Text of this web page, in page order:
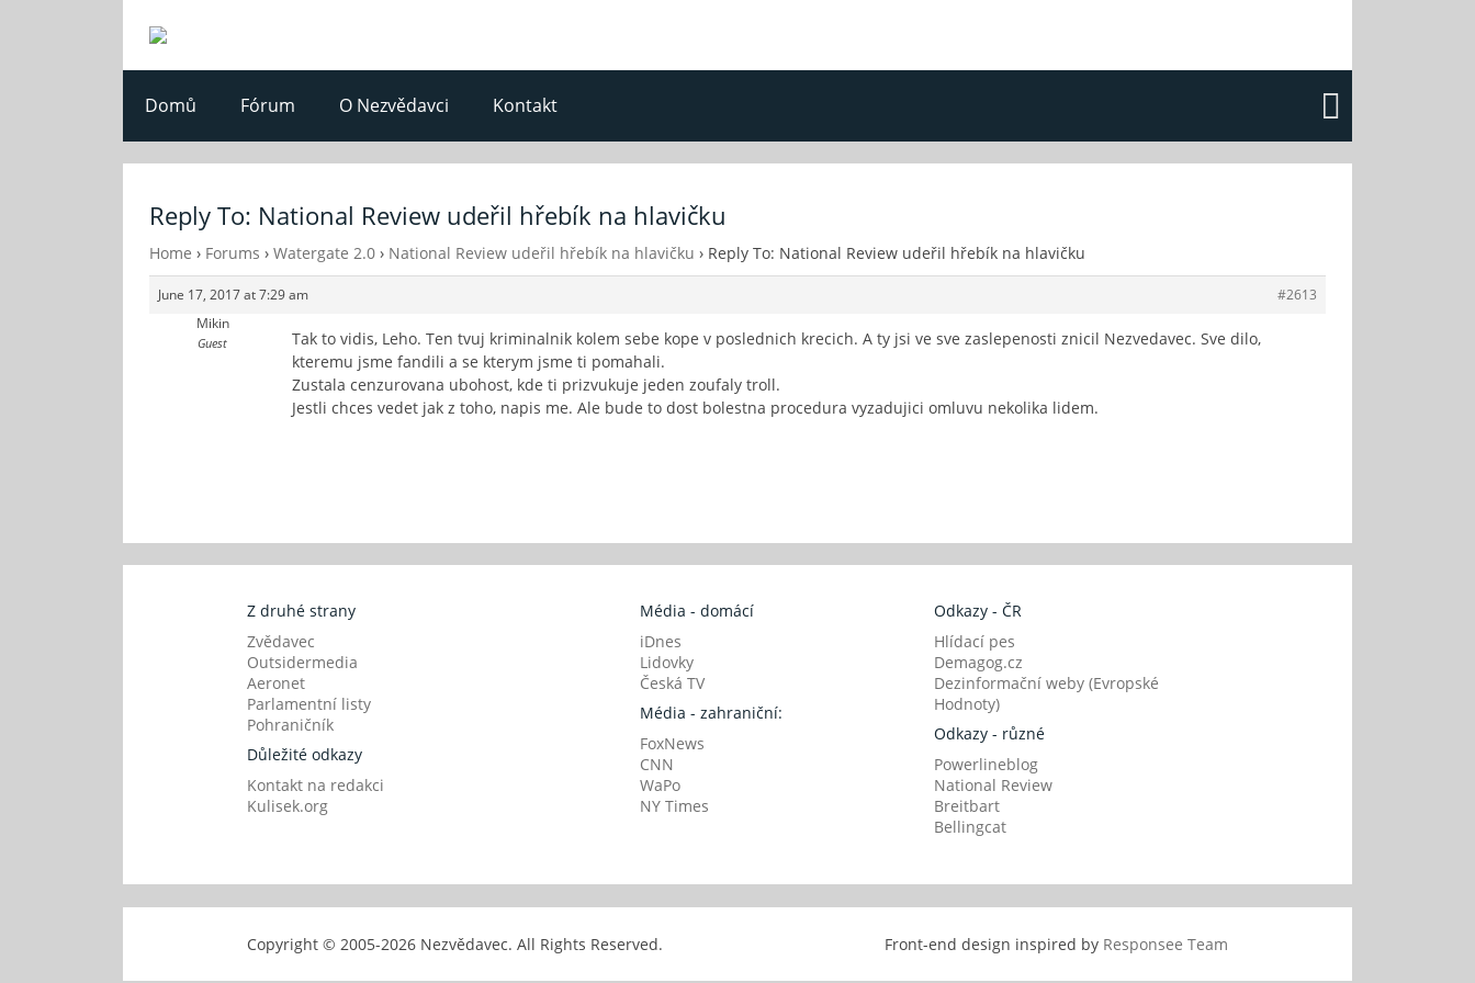
Domů Fórum O Nezvědavci Kontakt
Reply To: National Review udeřil hřebík na hlavičku
Home › Forums › Watergate 2.0 › National Review udeřil hřebík na hlavičku › Reply To: National Review udeřil hřebík na hlavičku
June 17, 2017 at 7:29 am
#2613
Mikin
Guest
Tak to vidis, Leho. Ten tvuj kriminalnik kolem sebe kope v poslednich krecich. A ty jsi ve sve zaslepenosti znicil Nezvedavec. Sve dilo,
kteremu jsme fandili a se kterym jsme ti pomahali.
Zustala cenzurovana ubohost, kde ti prizvukuje jeden zoufaly troll.
Jestli chces vedet jak z toho, napis me. Ale bude to dost bolestna procedura vyzadujici omluvu nekolika lidem.
Z druhé strany
Zvědavec
Outsidermedia
Aeronet
Parlamentní listy
Pohraničník
Důležité odkazy
Kontakt na redakci
Kulisek.org
Média - domácí
iDnes
Lidovky
Česká TV
Média - zahraniční:
FoxNews
CNN
WaPo
NY Times
Odkazy - ČR
Hlídací pes
Demagog.cz
Dezinformační weby (Evropské
Hodnoty)
Odkazy - různé
Powerlineblog
National Review
Breitbart
Bellingcat
Copyright © 2005-2026 Nezvědavec. All Rights Reserved. Front-end design inspired by Responsee Team